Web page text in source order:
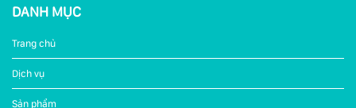
DANH MỤC
Trang chủ
Dịch vụ
Sản phẩm